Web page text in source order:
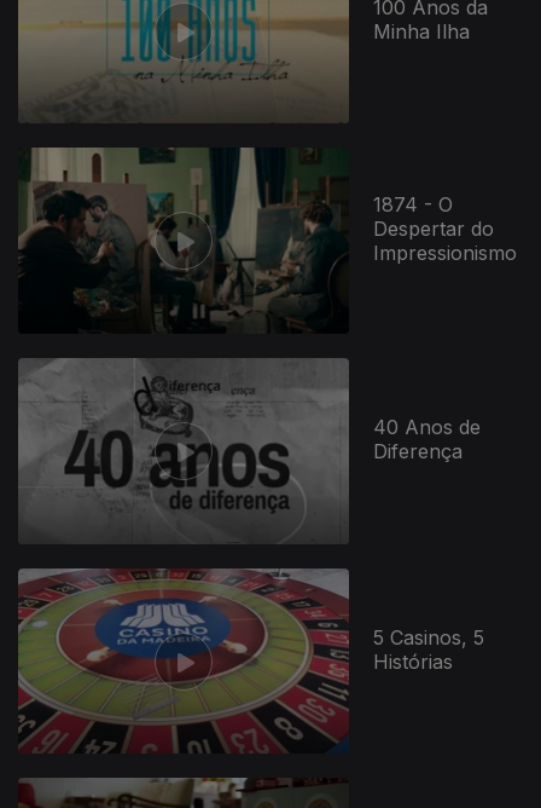
100 Anos da
Minha Ilha
1874 - O
Despertar do
Impressionismo
40 Anos de
Diferença
5 Casinos, 5
Histórias